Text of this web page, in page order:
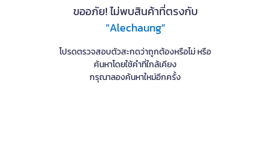
ขออภัย! ไม่พบสินค้าที่ตรงกับ
"Alechaung"
โปรดตรวจสอบตัวสะกดว่าถูกต้องหรือไม่ หรือ
ค้นหาโดยใช้คำที่ใกล้เคียง
กรุณาลองค้นหาใหม่อีกครั้ง